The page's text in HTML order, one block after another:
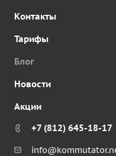
Контакты
Тарифы
Блог
Новости
Акции
+7 (812) 645-18-17